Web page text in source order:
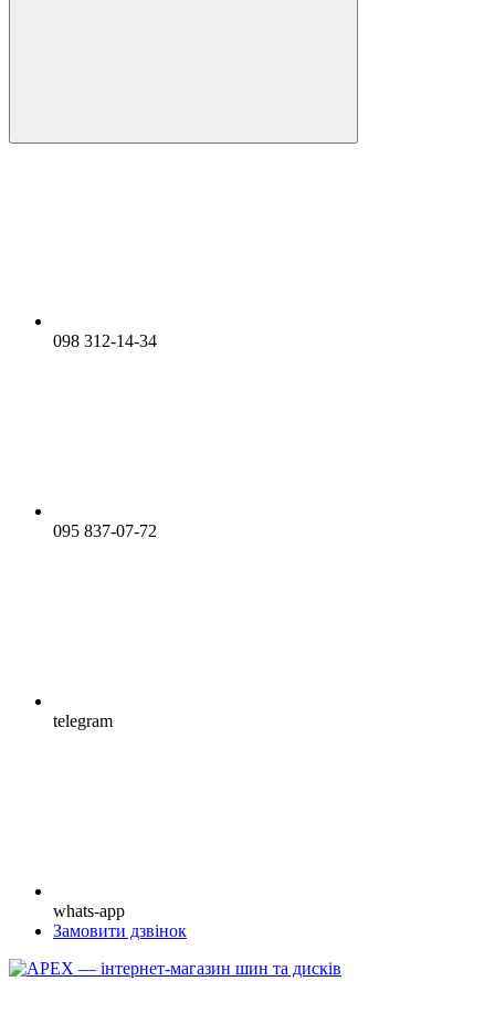
098 312-14-34
095 837-07-72
telegram
whats-app
Замовити дзвінок